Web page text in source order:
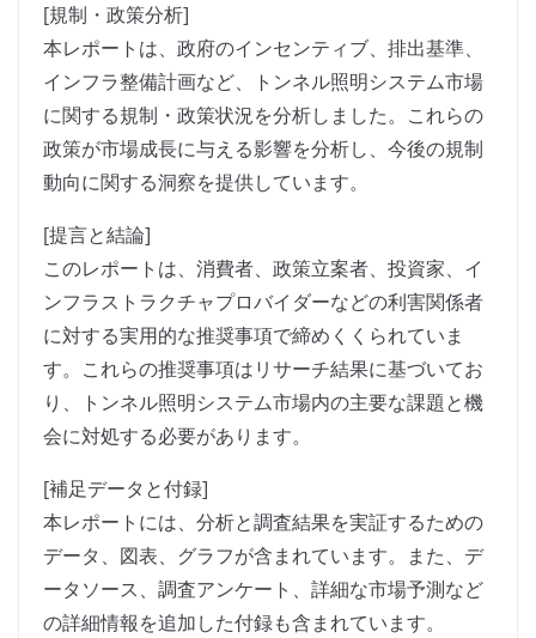
[規制・政策分析]
本レポートは、政府のインセンティブ、排出基準、
インフラ整備計画など、トンネル照明システム市場
に関する規制・政策状況を分析しました。これらの
政策が市場成長に与える影響を分析し、今後の規制
動向に関する洞察を提供しています。
[提言と結論]
このレポートは、消費者、政策立案者、投資家、イ
ンフラストラクチャプロバイダーなどの利害関係者
に対する実用的な推奨事項で締めくくられていま
す。これらの推奨事項はリサーチ結果に基づいてお
り、トンネル照明システム市場内の主要な課題と機
会に対処する必要があります。
[補足データと付録]
本レポートには、分析と調査結果を実証するための
データ、図表、グラフが含まれています。また、デ
ータソース、調査アンケート、詳細な市場予測など
の詳細情報を追加した付録も含まれています。